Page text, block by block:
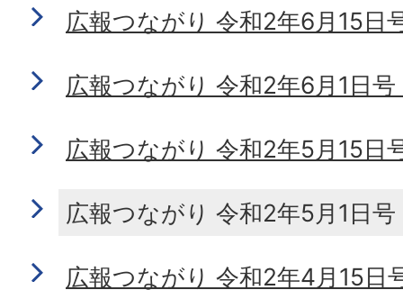
広報つながり 令和2年6月15日
広報つながり 令和2年6月1日号
広報つながり 令和2年5月15日
広報つながり 令和2年5月1日
広報つながり 令和2年4月15日